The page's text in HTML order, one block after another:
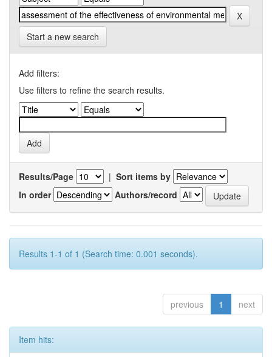
Start a new search
Add filters:
Use filters to refine the search results.
Results/Page | Sort items by
In order
Authors/record
Results 1-1 of 1 (Search time: 0.001 seconds).
previous 1 next
Item hits: